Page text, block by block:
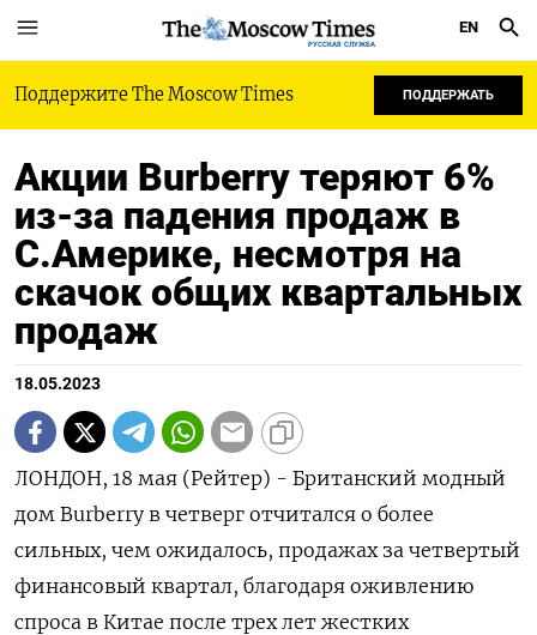
РУССКАЯ СЛУЖБА
EN
Поддержите The Moscow Times ПОДДЕРЖАТЬ
Акции Burberry теряют 6%
из-за падения продаж в
С.Америке, несмотря на
скачок общих квартальных
продаж
18.05.2023
ЛОНДОН, 18 мая (Рейтер) - Британский модный
дом Burberry в четверг отчитался о более
сильных, чем ожидалось, продажах за четвертый
финансовый квартал, благодаря оживлению
спроса в Китае после трех лет жестких